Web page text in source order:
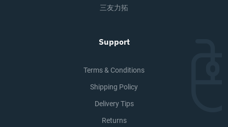
三友力拓
Support
Terms & Conditions
Shipping Policy
Delivery Tips
Returns